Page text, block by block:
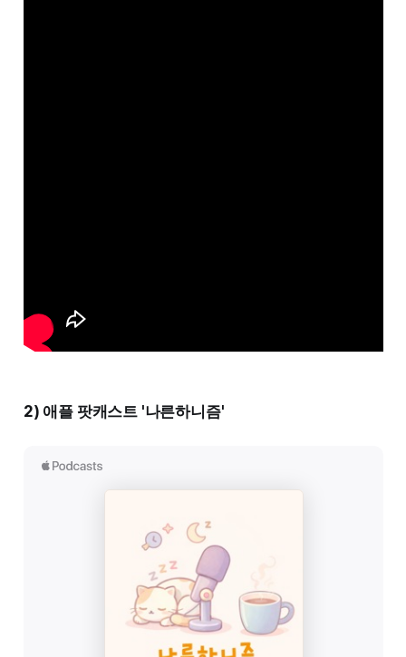
2) 애플 팟캐스트 '나른하니즘'